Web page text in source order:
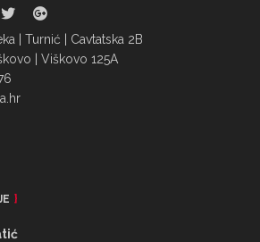
| Turnić | Cavtatska 2B
| Viškovo 125A